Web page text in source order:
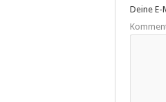
Deine